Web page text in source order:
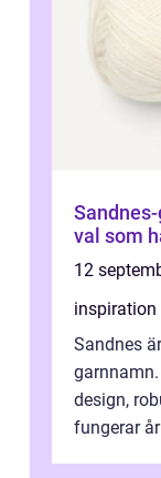
val som
12
inspiration
Sandnes
design,
fungerar